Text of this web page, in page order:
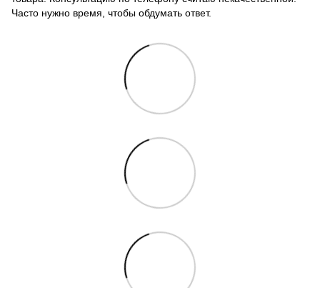
Часто нужно время, чтобы обдумать ответ.